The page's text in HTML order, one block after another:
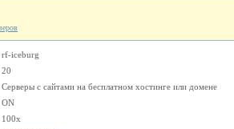
rf-iceburg
20
Серверы с сайтами на бесплатном хостинге или домене
ON
100x